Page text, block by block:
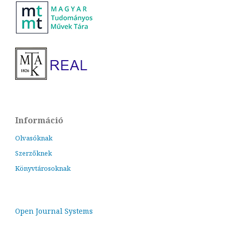
Információ
Olvasóknak
Szerzőknek
Könyvtárosoknak
Open Journal Systems